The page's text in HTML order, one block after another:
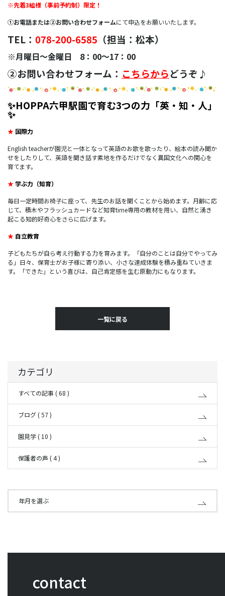
※先着3組様（事前予約制）限定！
①お電話または➁お問い合わせフォームにて申込をお願いいたします。
TEL： 078-200-6585 （担当：松本）
※月曜日～金曜日 8：00～17：00
➁お問い合わせフォーム： こちらからどうぞ♪
✨HOPPA六甲駅園で育む3つの力「英・知・人」
✨
★ 国際力
English teacherが園児と一体となって英語のお歌を歌ったり、絵本の読み聞か
せをしたりして、英語を聞き話す素地を作るだけでなく異国文化への関心を
育てます。
★学ぶ力（知育）
毎日一定時間お椅子に座って、先生のお話を聞くことから始めます。月齢に応
じて、積木やフラッシュカードなど知育time専用の教材を用い、自然と湧き
起こる知的好奇心をさらに広げます。
★ 自立教育
子どもたちが自ら考え行動する力を育みます。「自分のことは自分でやってみ
る」日々、保育士がお子様に寄り添い、小さな達成体験を積み重ねていきま
す。「できた」という喜びは、自己肯定感を生む原動力にもなります。
一覧に戻る
カテゴリ
すべての記事 ( 68 )
ブログ ( 57 )
園見学 ( 10 )
保護者の声 ( 4 )
年月を選ぶ
contact